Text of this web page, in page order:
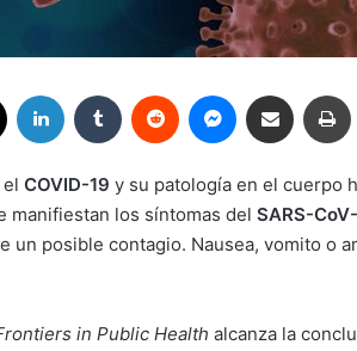
LinkedIn Tumblr Reddit MessengerCompartir por correo
COVID-19 y su patología en el cuerpo
manifiestan los síntomas del SARS-
un posible contagio. Nausea, vomito o
in Public Health alcanza la